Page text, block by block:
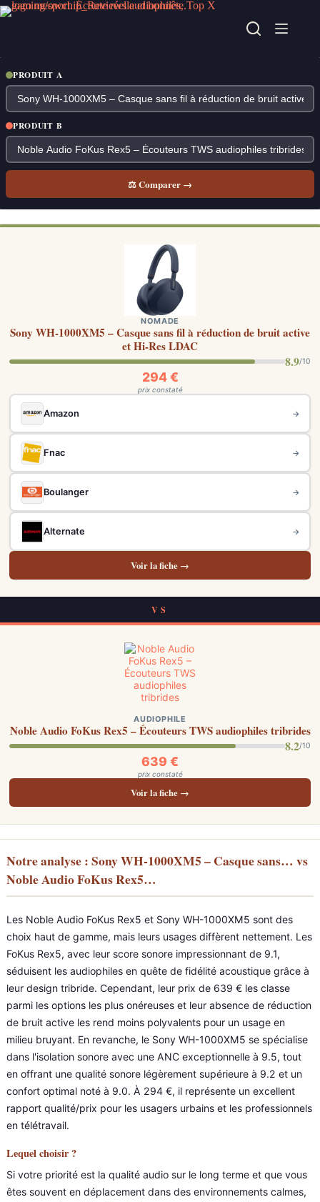
Passer
au
PRODUIT A
PRODUIT B
⚖ Comparer →
NOMADE
Sony WH-1000XM5 – Casque sans fil à réduction de bruit active
et Hi-Res LDAC
8.9/10
294 €
prix constaté
Amazon →
Fnac →
Boulanger →
Alternate →
Voir la fiche →
VS
AUDIOPHILE
Noble Audio FoKus Rex5 – Écouteurs TWS audiophiles tribrides
8.2/10
639 €
prix constaté
Voir la fiche →
Notre analyse : Sony WH-1000XM5 – Casque sans… vs
Noble Audio FoKus Rex5…
Les Noble Audio FoKus Rex5 et Sony WH-1000XM5 sont des
choix haut de gamme, mais leurs usages diffèrent nettement. Les
FoKus Rex5, avec leur score sonore impressionnant de 9.1,
séduisent les audiophiles en quête de fidélité acoustique grâce à
leur design tribride. Cependant, leur prix de 639 € les classe
parmi les options les plus onéreuses et leur absence de réduction
de bruit active les rend moins polyvalents pour un usage en
milieu bruyant. En revanche, le Sony WH-1000XM5 se spécialise
dans l'isolation sonore avec une ANC exceptionnelle à 9.5, tout
en offrant une qualité sonore légèrement supérieure à 9.2 et un
confort optimal noté à 9.0. À 294 €, il représente un excellent
rapport qualité/prix pour les usagers urbains et les professionnels
en télétravail.
Lequel choisir ?
Si votre priorité est la qualité audio sur le long terme et que vous
êtes souvent en déplacement dans des environnements calmes,